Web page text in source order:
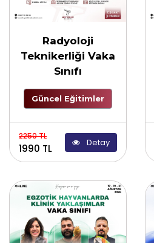
Radyoloji
Teknikerliği Vaka
Sınıfı
Güncel Eğitimler
2250 TL
1990 TL Detay